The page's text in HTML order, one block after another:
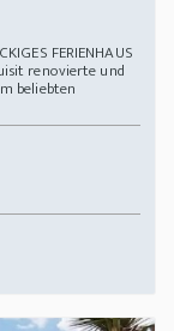
FERIENHAUS
renovierte und
beliebten